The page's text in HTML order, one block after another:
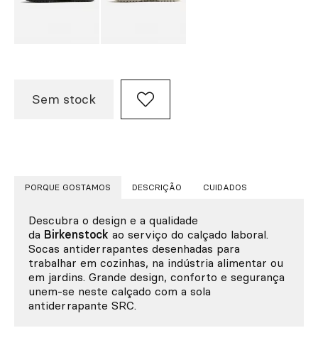
Sem stock
PORQUE GOSTAMOS DESCRIÇÃO CUIDADOS
Descubra o design e a qualidade
da Birkenstock ao serviço do calçado laboral.
Socas antiderrapantes desenhadas para
trabalhar em cozinhas, na indústria alimentar ou
em jardins. Grande design, conforto e segurança
unem-se neste calçado com a sola
antiderrapante SRC.